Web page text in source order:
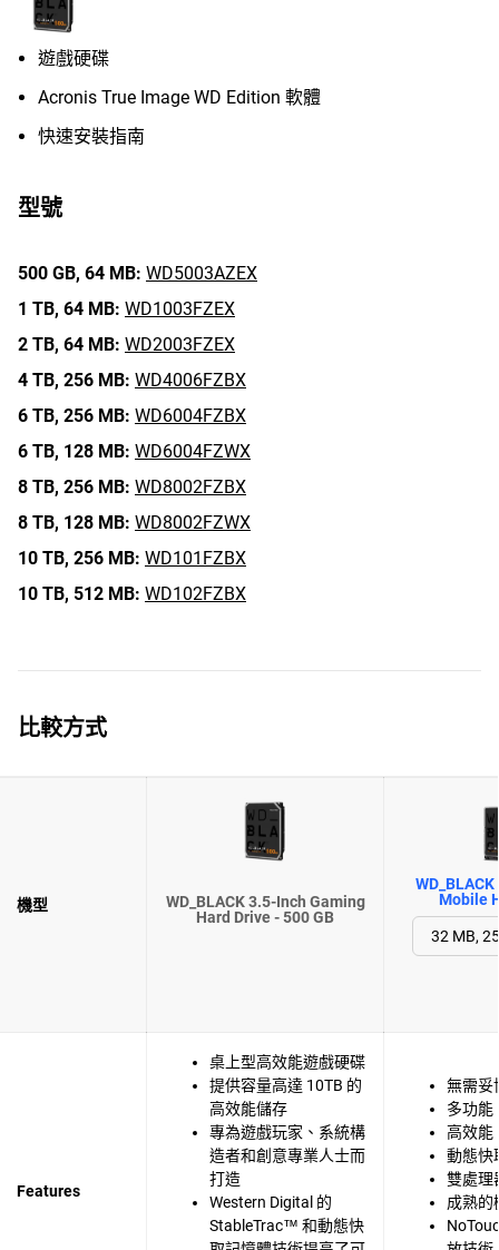
遊戲硬碟
Acronis True Image WD Edition 軟體
快速安裝指南
型號
500 GB, 64 MB: WD5003AZEX
1 TB, 64 MB: WD1003FZEX
2 TB, 64 MB: WD2003FZEX
4 TB, 256 MB: WD4006FZBX
6 TB, 256 MB: WD6004FZBX
6 TB, 128 MB: WD6004FZWX
8 TB, 256 MB: WD8002FZBX
8 TB, 128 MB: WD8002FZWX
10 TB, 256 MB: WD101FZBX
10 TB, 512 MB: WD102FZBX
比較方式
機型
WD_BLACK 3.5-Inch Gaming
Hard Drive - 500 GB
Mobile
Features
桌上型高效能遊戲硬碟
提供容量高達 10TB 的
高效能儲存
專為遊戲玩家、系統構
造者和創意專業人士而
打造
Western Digital 的
StableTrac™ 和動態快
無需妥
多功能
高效能
動態快
雙處理
成熟的